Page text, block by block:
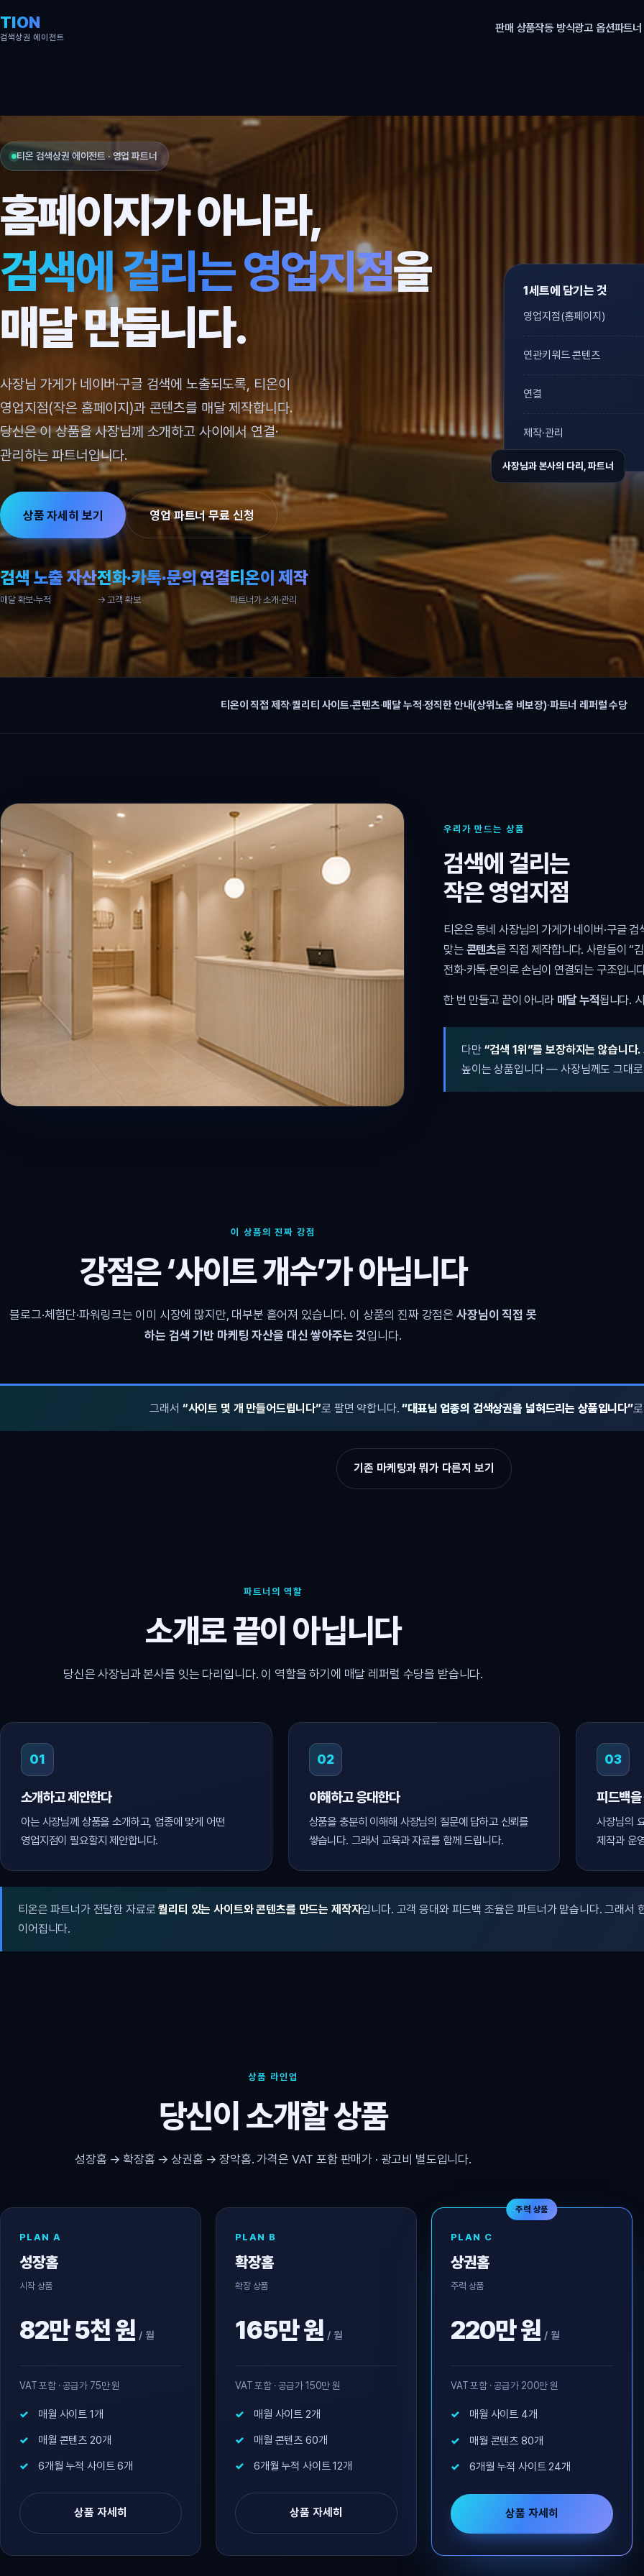
TION
검색상권 에이전트
판매 상품작동 방식광고 옵션파트
티온 검색상권 에이전트 · 영업 파트너
홈페이지가 아니라,
검색에 걸리는 영업지점을
매달 만듭니다.
사장님 가게가 네이버·구글 검색에 노출되도록, 티온이
영업지점(작은 홈페이지)과 콘텐츠를 매달 제작합니다.
당신은 이 상품을 사장님께 소개하고 사이에서 연결·
관리하는 파트너입니다.
상품 자세히 보기 영업 파트너 무료 신청
검색 노출 자산
매달 확보·누적
전화·카톡·문의 연결
→ 고객 확보
티온이 제작
파트너가 소개·관리
1세트에 담기는 것
영업지점(홈페이지)
연관키워드 콘텐츠
연결
제작·관리
사장님과 본사의 다리, 파트너
티온이 직접 제작·퀄리티 사이트·콘텐츠·매달 누적·정직한 안내(상위노출 비보장)·파트너 레퍼럴 수당
우리가 만드는 상품
검색에 걸리는
작은 영업지점
티온은 동네 사장님의 가게가 네이버·구글
맞는 콘텐츠를 직접 제작합니다. 사람들이 “
전화·카톡·문의로 손님이 연결되는 구조입니
한 번 만들고 끝이 아니라 매달 누적됩니다.
다만 “검색 1위”를 보장하지는 않습니다.
높이는 상품입니다 — 사장님께도 그대
이 상품의 진짜 강점
강점은 ‘사이트 개수’가 아닙니다
블로그·체험단·파워링크는 이미 시장에 많지만, 대부분 흩어져 있습니다. 이 상품의 진짜 강점은 사장님이 직접 못
하는 검색 기반 마케팅 자산을 대신 쌓아주는 것입니다.
그래서 “사이트 몇 개 만들어드립니다”로 팔면 약합니다.“대표님 업종의 검색상권을 넓혀드리는 상품입니다”
기존 마케팅과 뭐가 다른지 보기
파트너의 역할
소개로 끝이 아닙니다
당신은 사장님과 본사를 잇는 다리입니다. 이 역할을 하기에 매달 레퍼럴 수당을 받습니다.
01
소개하고 제안한다
아는 사장님께 상품을 소개하고, 업종에 맞게 어떤
영업지점이 필요할지 제안합니다.
02
이해하고 응대한다
상품을 충분히 이해해 사장님의 질문에 답하고 신뢰를
쌓습니다. 그래서 교육과 자료를 함께 드립니다.
03
피드백
사장님의
제작과 운
티온은 파트너가 전달한 자료로퀄리티 있는 사이트와 콘텐츠를 만드는 제작자입니다. 고객 응대와 피드백 조율은 파트너가 맡습니다. 그래서
이어집니다.
상품 라인업
당신이 소개할 상품
성장홈 → 확장홈 → 상권홈 → 장악홈. 가격은 VAT 포함 판매가 · 광고비 별도입니다.
PLAN A
성장홈
시작 상품
82만 5천 원 / 월
VAT 포함 · 공급가 75만 원
매월 사이트 1개
매월 콘텐츠 20개
6개월 누적 사이트 6개
상품 자세히
PLAN B
확장홈
확장 상품
165만 원 / 월
VAT 포함 · 공급가 150만 원
매월 사이트 2개
매월 콘텐츠 60개
6개월 누적 사이트 12개
상품 자세히
주력 상품
PLAN C
상권홈
주력 상품
220만 원 / 월
VAT 포함 · 공급가 200만 원
매월 사이트 4개
매월 콘텐츠 80개
6개월 누적 사이트 24개
상품 자세히